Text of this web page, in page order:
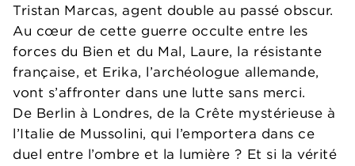
Tristan Marcas, agent double au passé obscur.
Au cœur de cette guerre occulte entre les
forces du Bien et du Mal, Laure, la résistante
française, et Erika, l’archéologue allemande,
vont s’affronter dans une lutte sans merci.
De Berlin à Londres, de la Crête mystérieuse à
l’Italie de Mussolini, qui l’emportera dans ce
duel entre l’ombre et la lumière ? Et si la vérité